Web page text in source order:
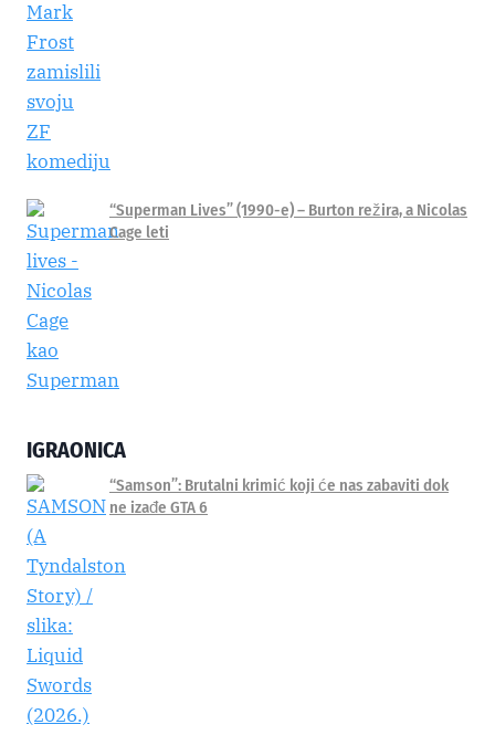
“Superman Lives” (1990-e) – Burton režira, a Nicolas
Cage leti
IGRAONICA
“Samson”: Brutalni krimić koji će nas zabaviti dok
ne izađe GTA 6